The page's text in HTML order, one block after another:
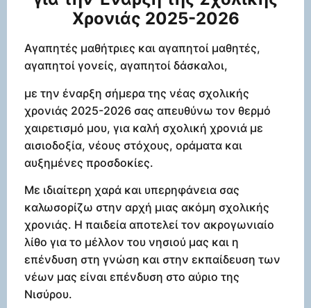
Χρονιάς 2025-2026
Αγαπητές μαθήτριες και αγαπητοί μαθητές,
αγαπητοί γονείς, αγαπητοί δάσκαλοι,
με την έναρξη σήμερα της νέας σχολικής
χρονιάς 2025-2026 σας απευθύνω τον θερμό
χαιρετισμό μου, για καλή σχολική χρονιά με
αισιοδοξία, νέους στόχους, οράματα και
αυξημένες προσδοκίες.
Με ιδιαίτερη χαρά και υπερηφάνεια σας
καλωσορίζω στην αρχή μιας ακόμη σχολικής
χρονιάς. Η παιδεία αποτελεί τον ακρογωνιαίο
λίθο για το μέλλον του νησιού μας και η
επένδυση στη γνώση και στην εκπαίδευση των
νέων μας είναι επένδυση στο αύριο της
Νισύρου.